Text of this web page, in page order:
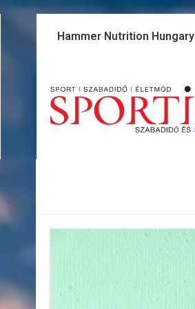
Skip
Hammer Nutrition Hungary